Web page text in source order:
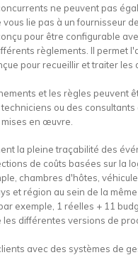
ne peuvent pas
lie pas à un fournisseur
pour être configurable
règlements. Il permet
pour recueillir et traiter
et les règles peuvent
ou des
en œuvre.
la pleine traçabilité des
de coûts basées sur la
chambres d'hôtes,
et région au sein de la
exemple, 1 réelles + 11
différentes versions de
avec des systèmes de